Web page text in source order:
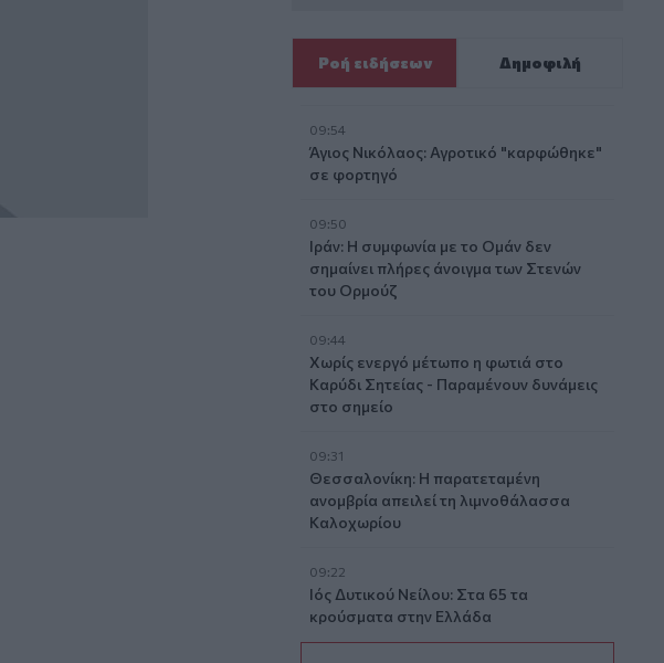
Ροή ειδήσεων Δημοφιλή
09:54
Άγιος Νικόλαος: Αγροτικό "καρφώθηκε"
σε φορτηγό
09:50
Ιράν: Η συμφωνία με το Ομάν δεν
σημαίνει πλήρες άνοιγμα των Στενών
του Ορμούζ
09:44
Χωρίς ενεργό μέτωπο η φωτιά στο
Καρύδι Σητείας - Παραμένουν δυνάμεις
στο σημείο
09:31
Θεσσαλονίκη: Η παρατεταμένη
ανομβρία απειλεί τη λιμνοθάλασσα
Καλοχωρίου
09:22
Ιός Δυτικού Νείλου: Στα 65 τα
κρούσματα στην Ελλάδα